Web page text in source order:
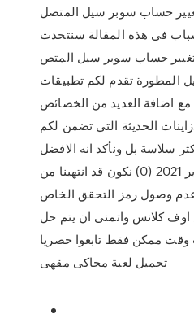
حساب سوبر سيل المتصل
فى هذه المقالة سنتحدث
حساب سوبر سيل المتص
المطورة تقدم لكم تطبيقات
اضافة العديد من الخصائص
الحديثة التي تضمن لكم
سلاسة بل ونأكد انه الافضل
على مستوى 13 يناير 2021 (0) نكون قد انتهينا من
وصول رمز التحقق الخاص
كلانس واتمنى ان يتم حل
ممكن فقط تابعوا حصريا
تحميل لعبة محاكى مقهى